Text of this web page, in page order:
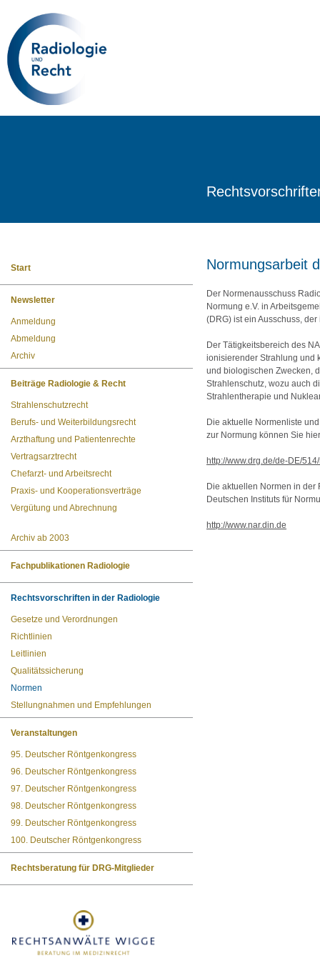
Start
Newsletter
Anmeldung
Abmeldung
Archiv
Beiträge Radiologie & Recht
Strahlenschutzrecht
Berufs- und Weiterbildungsrecht
Arzthaftung und Patientenrechte
Vertragsarztrecht
Chefarzt- und Arbeitsrecht
Praxis- und Kooperationsverträge
Vergütung und Abrechnung
Archiv ab 2003
Fachpublikationen Radiologie
Rechtsvorschriften in der Radiologie
Gesetze und Verordnungen
Richtlinien
Leitlinien
Qualitätssicherung
Normen
Stellungnahmen und Empfehlungen
Veranstaltungen
95. Deutscher Röntgenkongress
96. Deutscher Röntgenkongress
97. Deutscher Röntgenkongress
98. Deutscher Röntgenkongress
99. Deutscher Röntgenkongress
100. Deutscher Röntgenkongress
Rechtsberatung für DRG-Mitglieder
Normungsarbeit
Der Normenausschuss
Normung e.V. in
(DRG) ist ein Ausschuss,
Der Tätigkeitsbereich des
ionisierender Strahlung und
und biologischen Zwecken,
Strahlenschutz, wozu auch
Strahlentherapie und
Die aktuelle Normenliste
zur Normung können Sie
http://www.drg.de/de-DE/
Die aktuellen Normen in
Deutschen Instituts für
http://www.nar.din.de